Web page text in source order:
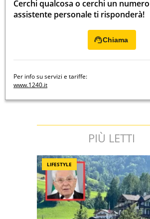
Cerchi qualcosa o cerchi un
assistente personale ti risponderà!
Chiama
Per info su servizi e tariffe:
www.1240.it
PIÙ LETTI
LIFESTYLE